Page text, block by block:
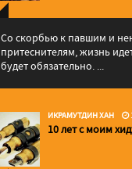
Со скорбью к павшим и
притеснителям, жизнь
будет обязательно. ...
ИКРАМУТДИН ХАН
10 лет с моим